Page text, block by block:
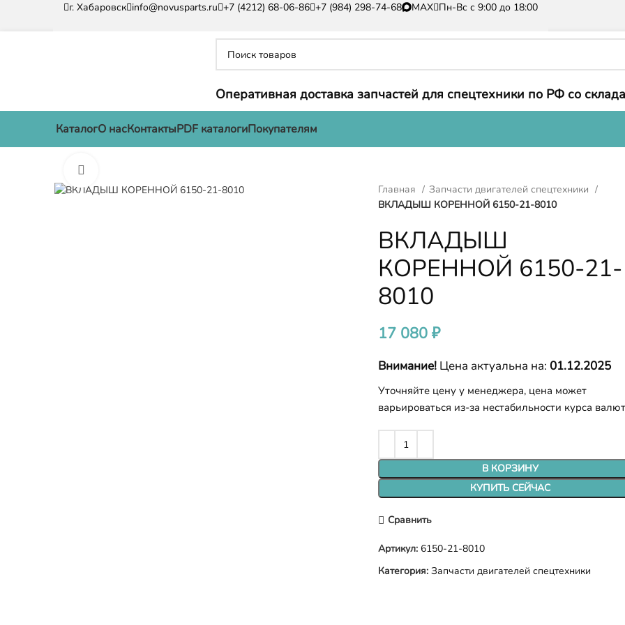
г. Хабаровск info@novusparts.ru +7 (4212) 68-06-86 +7 (984) 298-74-68 MAX Пн-Вс с 9:00 до 18:00
Оперативная доставка запчастей для спецтехники по РФ со
КаталогО насКонтактыPDF каталогиПокупателям
Главная
Запчасти двигателей спецтехники
ВКЛАДЫШ КОРЕННОЙ 6150-21-8010
ВКЛАДЫШ
КОРЕННОЙ 6150-21-
8010
17 080₽
Внимание! Цена актуальна на: 01.12.2025
Уточняйте цену у менеджера, цена может
варьироваться из-за нестабильности курса
В КОРЗИНУ
КУПИТЬ СЕЙЧАС
Сравнить
Артикул: 6150-21-8010
Категория: Запчасти двигателей спецтехники